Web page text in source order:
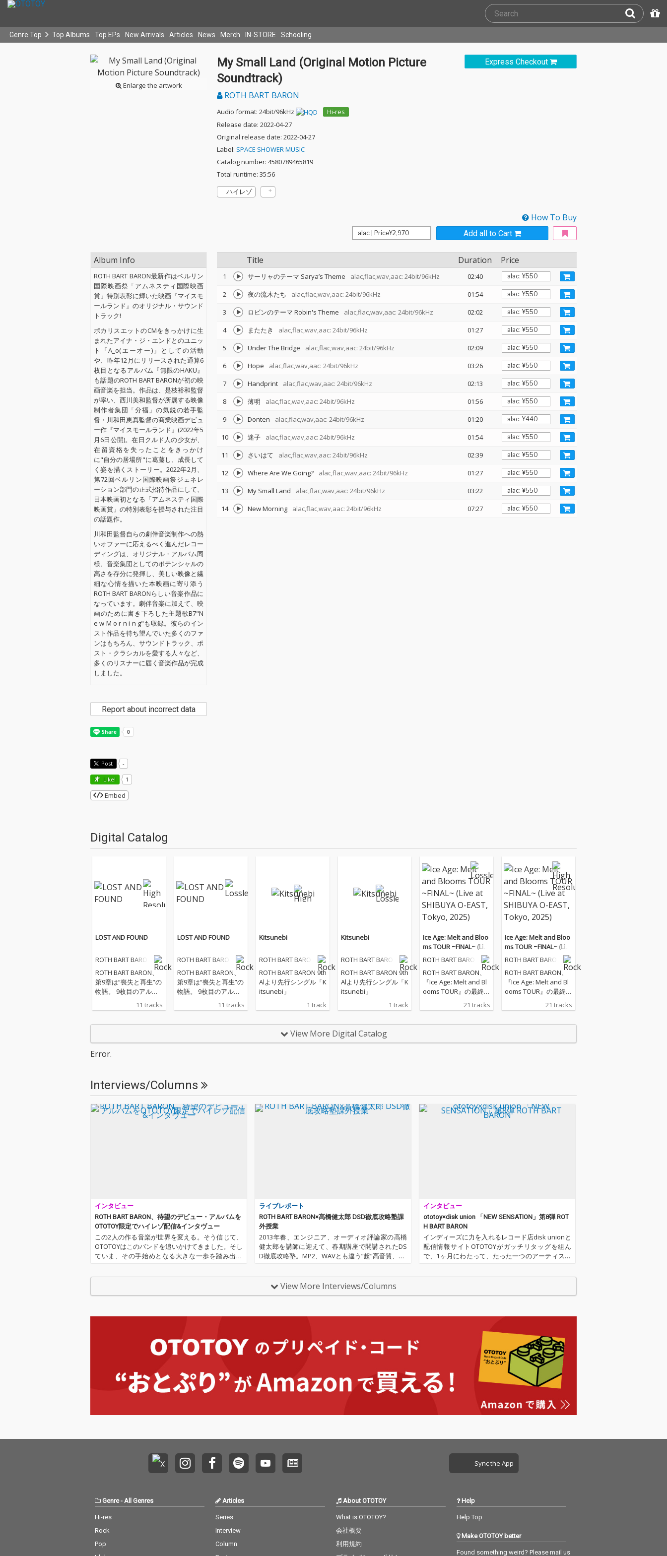
Genre Top Top Albums Top EPs New Arrivals Articles News Merch IN-STORE Schooling
Enlarge the artwork
Express Checkout
My Small Land (Original Motion Picture
Soundtrack)
ROTH BART BARON
Audio format: 24bit/96kHz
Hi-res
Release date: 2022-04-27
Original release date: 2022-04-27
Label: SPACE SHOWER MUSIC
Catalog number: 4580789465819
Total runtime: 35:56
ハイレゾ
How To Buy
Add all to Cart
Title Duration Price
1 サーリャのテーマ Sarya’s Theme alac,flac,wav,aac: 24bit/96kHz
02:40
2
夜の流木たち alac,flac,wav,aac: 24bit/96kHz
01:54
3
ロビンのテーマ Robin's Theme alac,flac,wav,aac: 24bit/96kHz
02:02
4
またたき alac,flac,wav,aac: 24bit/96kHz
01:27
5
Under The Bridge alac,flac,wav,aac: 24bit/96kHz
02:09
6
Hope alac,flac,wav,aac: 24bit/96kHz
03:26
7
Handprint alac,flac,wav,aac: 24bit/96kHz
02:13
8
薄明 alac,flac,wav,aac: 24bit/96kHz
01:56
9
Donten alac,flac,wav,aac: 24bit/96kHz
01:20
10
迷子 alac,flac,wav,aac: 24bit/96kHz
01:54
11
さいはて alac,flac,wav,aac: 24bit/96kHz
02:39
12
Where Are We Going? alac,flac,wav,aac: 24bit/96kHz
01:27
13
My Small Land alac,flac,wav,aac: 24bit/96kHz
03:22
14
New Morning alac,flac,wav,aac: 24bit/96kHz 07:27
Album Info
ROTH BART BARON最新作はベルリン
国際映画祭「アムネスティ国際映画
賞」特別表彰に輝いた映画『マイスモ
ールランド』のオリジナル・サウンド
トラック!
ポカリスエットのCMをきっかけに生
まれたアイナ・ジ・エンドとのユニッ
ト「A_o(エーオー)」としての活動
や、昨年12月にリリースされた通算6
枚目となるアルバム『無限のHAKU』
も話題のROTH BART BARONが初の映
画音楽を担当。作品は、是枝裕和監督
が率い、西川美和監督が所属する映像
制作者集団「分福」の気鋭の若手監
督・川和田恵真監督の商業映画デビュ
ー作『マイスモールランド』(2022年5
月6日公開)。在日クルド人の少女が、
在留資格を失ったことをきっかけ
に"自分の居場所"に葛藤し、成長して
く姿を描くストーリー。2022年2月、
第72回ベルリン国際映画祭ジェネレ
ーション部門の正式招待作品にして、
日本映画初となる「アムネスティ国際
映画賞」の特別表彰を授与された注目
の話題作。
川和田監督自らの劇伴音楽制作への熱
いオファーに応えるべく進んだレコー
ディングは、オリジナル・アルバム同
様、音楽集団としてのポテンシャルの
高さを存分に発揮し、美しい映像と繊
細な心情を描いた本映画に寄り添う
ROTH BART BARONらしい音楽作品に
なっています。劇伴音楽に加えて、映
画のために書き下ろした主題歌B7"N
e w M o r n i n g"も収録。彼らのイン
スト作品を待ち望んでいた多くのファ
ンはもちろん、サウンドトラック、ポ
スト・クラシカルを愛する人々など、
多くのリスナーに届く音楽作品が完成
しました。
Report about incorrect data
Post -
Like! 1
Embed
Digital Catalog
LOST AND FOUND
ROTH BART BARON
ROTH BART BARON、
第9章は“喪失と再生”の
物語。 9枚目のアルバ
ム『LOST AND FOUN
D』は、三船雅也の“現
鮮烈に浮かび上がらせ
はなく、In this world –
僕の世界」。現実をた
だ写し取るのではな
く、自らの内側から立
美しい人”と歌い上げ
る。シンプルな言葉選
びをあえて無防備に解
き放つことで、シニカ
ルさを内包させた上で
普遍的な肯定のメッセ
ージへと昇華させた。
さを讃え、聴き手にま
ミングで世に出ること
となった。珍しくシン
でもストレートに心を
ングとバンド・サウン
ながらも日本古来の狐
火や浮世絵的な世界観
を表現。あちら側とこ
り、日本語の響きで欧
米的なサウンドスケー
プを描いてきた彼らに
とって、新しい地平を
る。 また、2024年の
11 tracks
LOST AND FOUND
ROTH BART BARON
ROTH BART BARON、
第9章は“喪失と再生”の
物語。 9枚目のアルバ
ム『LOST AND FOUN
D』は、三船雅也の“現
はなく、In this world –
僕の世界」。現実をた
だ写し取るのではな
く、自らの内側から立
る。シンプルな言葉選
びをあえて無防備に解
き放つことで、シニカ
ルさを内包させた上で
普遍的な肯定のメッセ
ージへと昇華させた。
さを讃え、聴き手にま
ミングで世に出ること
となった。珍しくシン
でもストレートに心を
打つ。 音楽的挑戦もま
ングとバンド・サウン
ながらも日本古来の狐
火や浮世絵的な世界観
を表現。あちら側とこ
り、日本語の響きで欧
米的なサウンドスケー
プを描いてきた彼らに
とって、新しい地平を
る。 また、2024年の
11 tracks
Kitsunebi
ROTH BART BARON
ROTH BART BARON 9th
Alより先行シングル「K
itsunebi」
1 track
Kitsunebi
ROTH BART BARON
ROTH BART BARON 9th
Alより先行シングル「K
itsunebi」
1 track
Ice Age: Melt and Bloo
ms TOUR ~FINAL~ (Liv
e at SHIBUYA O-EAST,
ROTH BART BARON
ROTH BART BARON、
『Ice Age: Melt and Bl
ooms TOUR』の最終公
演、SHIBUYA O-EAST
でのライヴ音源をリリ
21 tracks
Ice Age: Melt and Bloo
ms TOUR ~FINAL~ (Liv
e at SHIBUYA O-EAST,
ROTH BART BARON
ROTH BART BARON、
『Ice Age: Melt and Bl
ooms TOUR』の最終公
演、SHIBUYA O-EAST
でのライヴ音源をリリ
21 tracks
View More Digital Catalog
Error.
Interviews/Columns
インタビュー
ROTH BART BARON、待望のデビュー・アルバムを
OTOTOY限定でハイレゾ配信&インタヴュー
この2人の作る音楽が世界を変える。そう信じて、
OTOTOYはこのバンドを追いかけてきました。そし
ていま、その手始めとなる大きな一歩を踏み出そ
うとしています。彼らの名前は、ROTH BART BAR
ライブレポート
ROTH BART BARON×高橋健太郎 DSD徹底攻略塾課
外授業
2013年春、エンジニア、オーディオ評論家の高橋
健太郎を講師に迎えて、春期講座で開講されたDS
D徹底攻略塾。MP2、WAVとも違う”超”高音質、DS
Dについてその基礎から学び、実際に体験する授業
ーズ音楽院を飛び…
インタビュー
ototoy×disk union 「NEW SENSATION」第8弾 ROT
H BART BARON
インディーズに力を入れるレコード店disk unionと
配信情報サイトOTOTOYがガッチリタッグを組ん
で、1ヶ月にわたって、たった一つのアーティスト
を押し続ける企画、「NEW SENSATION」が始まり
View More Interviews/Columns
Sync the App
Genre- All Genres
Hi-res
Rock
Pop
Articles
Series
Interview
Column
About OTOTOY
What is OTOTOY?
会社概要
利用規約
Help
Help Top
Make OTOTOY better
Found something weird? Please mail us